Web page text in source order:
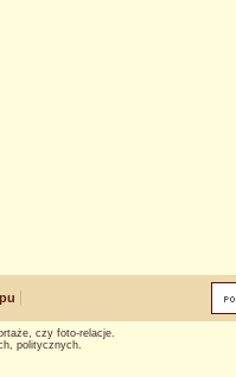
czy foto-relacje.
politycznych.